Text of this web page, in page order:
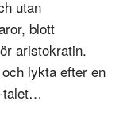
utan
blott
aristokratin.
lykta efter en
talet…